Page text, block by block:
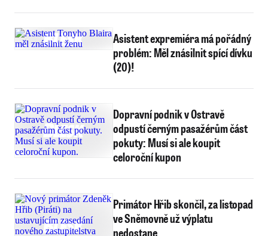
Asistent expremiéra má pořádný
problém: Měl znásilnit spící dívku
(20)!
Dopravní podnik v Ostravě
odpustí černým pasažérům část
pokuty: Musí si ale koupit
celoroční kupon
Primátor Hřib skončil, za listopad
ve Sněmovně už výplatu
nedostane